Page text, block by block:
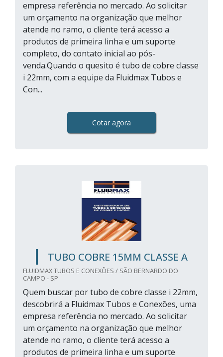
empresa referência no mercado. Ao solicitar
um orçamento na organização que melhor
atende no ramo, o cliente terá acesso a
produtos de primeira linha e um suporte
completo, do contato inicial ao pós-
venda.Quando o quesito é tubo de cobre classe
i 22mm, com a equipe da Fluidmax Tubos e
Con...
Cotar agora
TUBO COBRE 15MM CLASSE A
FLUIDMAX TUBOS E CONEXÕES / SÃO BERNARDO DO
CAMPO - SP
Quem buscar por tubo de cobre classe i 22mm,
descobrirá a Fluidmax Tubos e Conexões, uma
empresa referência no mercado. Ao solicitar
um orçamento na organização que melhor
atende no ramo, o cliente terá acesso a
produtos de primeira linha e um suporte